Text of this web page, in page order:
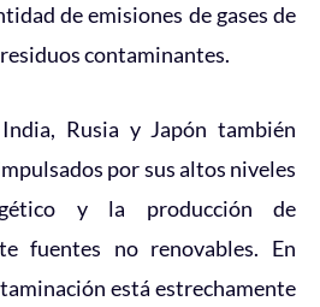
de emisiones de gases de
contaminantes.
Rusia y Japón también
por sus altos niveles
y la producción de
fuentes no renovables. En
está estrechamente